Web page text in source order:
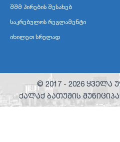
შშმ პირების შესახებ
საკრებულოს რეგლამენტი
იხილეთ სრულად
© 2017 - 2026 ყველა
ქალაქ ბათუმის